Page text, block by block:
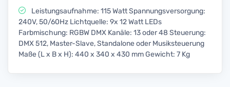
Leistungsaufnahme: 115 Watt Spannungsversorgung:
240V, 50/60Hz Lichtquelle: 9x 12 Watt LEDs
Farbmischung: RGBW DMX Kanäle: 13 oder 48 Steuerung:
DMX 512, Master-Slave, Standalone oder Musiksteuerung
Maße (L x B x H): 440 x 340 x 430 mm Gewicht: 7 Kg